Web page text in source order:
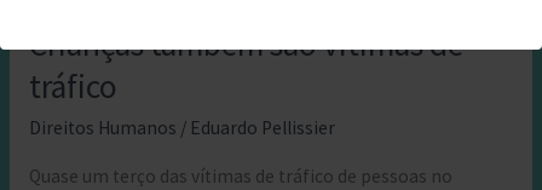
Crianças também são vitimas de
tráfico
Direitos Humanos / Eduardo Pellissier
Quase um terço das vítimas de tráfico de pessoas no